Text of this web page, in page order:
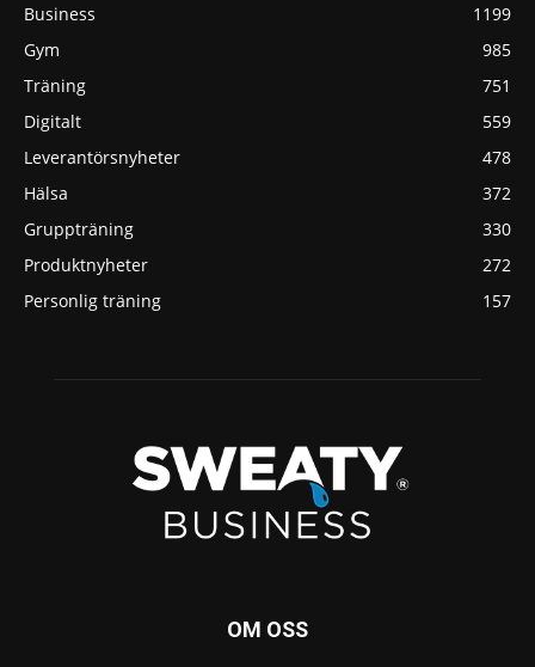
Business
1199
Gym
985
Träning
751
Digitalt
559
Leverantörsnyheter
478
Hälsa
372
Gruppträning
330
Produktnyheter
272
Personlig träning
157
OM OSS